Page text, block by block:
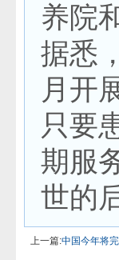
养院
据悉
月开
只要
期服
世的
上一篇:中国今年将